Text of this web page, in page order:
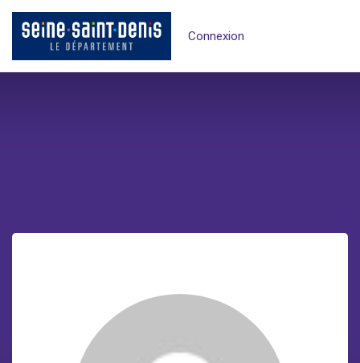
Connexion